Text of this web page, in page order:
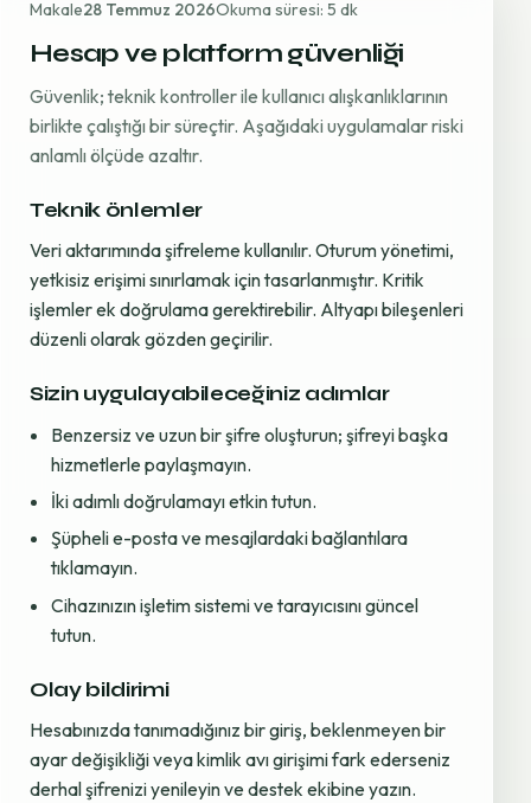
Makale28 Temmuz 2026Okuma süresi: 5 dk
Hesap ve platform güvenliği
Güvenlik; teknik kontroller ile kullanıcı alışkanlıklarının
birlikte çalıştığı bir süreçtir. Aşağıdaki uygulamalar riski
anlamlı ölçüde azaltır.
Teknik önlemler
Veri aktarımında şifreleme kullanılır. Oturum yönetimi,
yetkisiz erişimi sınırlamak için tasarlanmıştır. Kritik
işlemler ek doğrulama gerektirebilir. Altyapı bileşenleri
düzenli olarak gözden geçirilir.
Sizin uygulayabileceğiniz adımlar
Benzersiz ve uzun bir şifre oluşturun; şifreyi başka
hizmetlerle paylaşmayın.
İki adımlı doğrulamayı etkin tutun.
Şüpheli e-posta ve mesajlardaki bağlantılara
tıklamayın.
Cihazınızın işletim sistemi ve tarayıcısını güncel
tutun.
Olay bildirimi
Hesabınızda tanımadığınız bir giriş, beklenmeyen bir
ayar değişikliği veya kimlik avı girişimi fark ederseniz
derhal şifrenizi yenileyin ve destek ekibine yazın.